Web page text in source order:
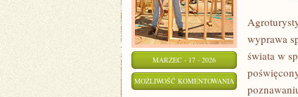
MARZEC - 17 - 2026
MOŻLIWOŚĆ KOMENTOWANIA AGROTURYSTYKA
wyprawa
świata w